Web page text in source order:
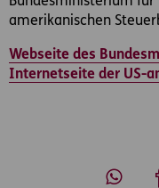
amerikanischen
Webseite des
Internetseite der US-